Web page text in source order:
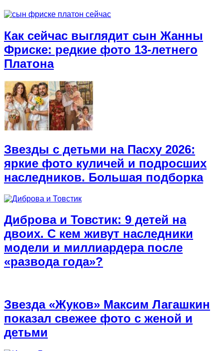
Как сейчас выглядит сын Жанны
Фриске: редкие фото 13-летнего
Платона
Звезды с детьми на Пасху 2026:
яркие фото куличей и подросших
наследников. Большая подборка
Диброва и Товстик: 9 детей на
двоих. С кем живут наследники
модели и миллиардера после
«развода года»?
Звезда «Жуков» Максим Лагашкин
показал свежее фото с женой и
детьми